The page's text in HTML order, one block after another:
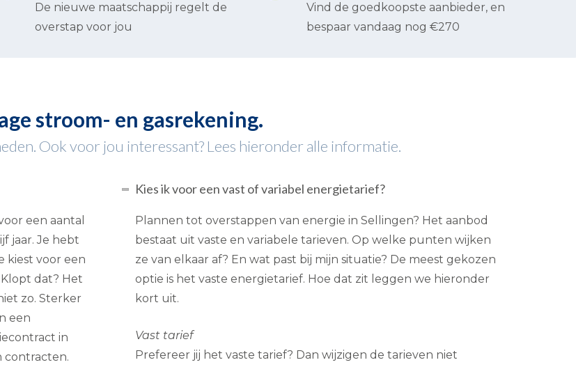
De nieuwe maatschappij regelt de
overstap voor jou
Vind de goedkoopste aanbieder, en
bespaar vandaag nog €270
stroom- en gasrekening.
Ook voor jou interessant? Lees hieronder alle informatie.
een aantal
jaar. Je hebt
kiest voor een
dat? Het
zo. Sterker
een
in
contracten.
Kies ik voor een vast of variabel energietarief?
Plannen tot overstappen van energie in Sellingen? Het aanbod
bestaat uit vaste en variabele tarieven. Op welke punten wijken
ze van elkaar af? En wat past bij mijn situatie? De meest gekozen
optie is het vaste energietarief. Hoe dat zit leggen we hieronder
kort uit.
Vast tarief
Prefereer jij het vaste tarief? Dan wijzigen de tarieven niet